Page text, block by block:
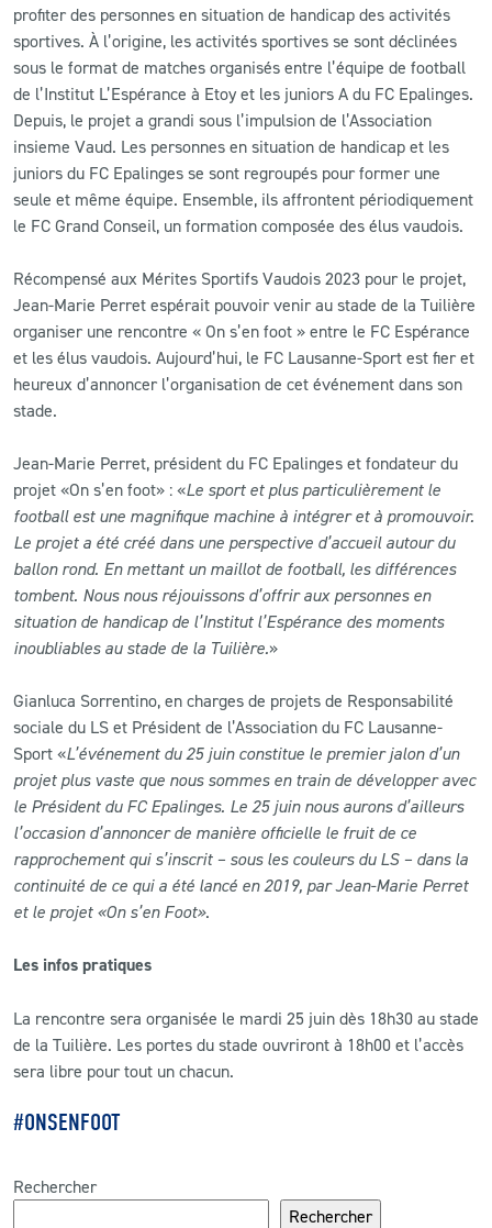
ACTUALITÉS
L’APP DU LS
LS ACADEMY CAMPS
MATCH DES CELEBRITES
profiter des personnes en situation de handicap des activités
sportives. À l’origine, les activités sportives se sont déclinées
sous le format de matches organisés entre l’équipe de football
de l’Institut L’Espérance à Etoy et les juniors A du FC Epalinges.
Depuis, le projet a grandi sous l’impulsion de l’Association
insieme Vaud. Les personnes en situation de handicap et les
juniors du FC Epalinges se sont regroupés pour former une
seule et même équipe. Ensemble, ils affrontent périodiquement
le FC Grand Conseil, un formation composée des élus vaudois.
Récompensé aux Mérites Sportifs Vaudois 2023 pour le projet,
Jean-Marie Perret espérait pouvoir venir au stade de la Tuilière
organiser une rencontre « On s’en foot » entre le FC Espérance
et les élus vaudois. Aujourd’hui, le FC Lausanne-Sport est fier et
heureux d’annoncer l’organisation de cet événement dans son
stade.
Jean-Marie Perret, président du FC Epalinges et fondateur du
projet «On s’en foot» : «Le sport et plus particulièrement le
football est une magnifique machine à intégrer et à promouvoir.
Le projet a été créé dans une perspective d’accueil autour du
ballon rond. En mettant un maillot de football, les différences
tombent. Nous nous réjouissons d’offrir aux personnes en
situation de handicap de l’Institut l’Espérance des moments
inoubliables au stade de la Tuilière.»
Gianluca Sorrentino, en charges de projets de Responsabilité
sociale du LS et Président de l’Association du FC Lausanne-
Sport «L’événement du 25 juin constitue le premier jalon d’un
projet plus vaste que nous sommes en train de développer avec
le Président du FC Epalinges. Le 25 juin nous aurons d’ailleurs
l’occasion d’annoncer de manière officielle le fruit de ce
rapprochement qui s’inscrit – sous les couleurs du LS – dans la
continuité de ce qui a été lancé en 2019, par Jean-Marie Perret
et le projet «On s’en Foot».
Les infos pratiques
La rencontre sera organisée le mardi 25 juin dès 18h30 au stade
de la Tuilière. Les portes du stade ouvriront à 18h00 et l’accès
sera libre pour tout un chacun.
#ONSENFOOT
Rechercher
Rechercher